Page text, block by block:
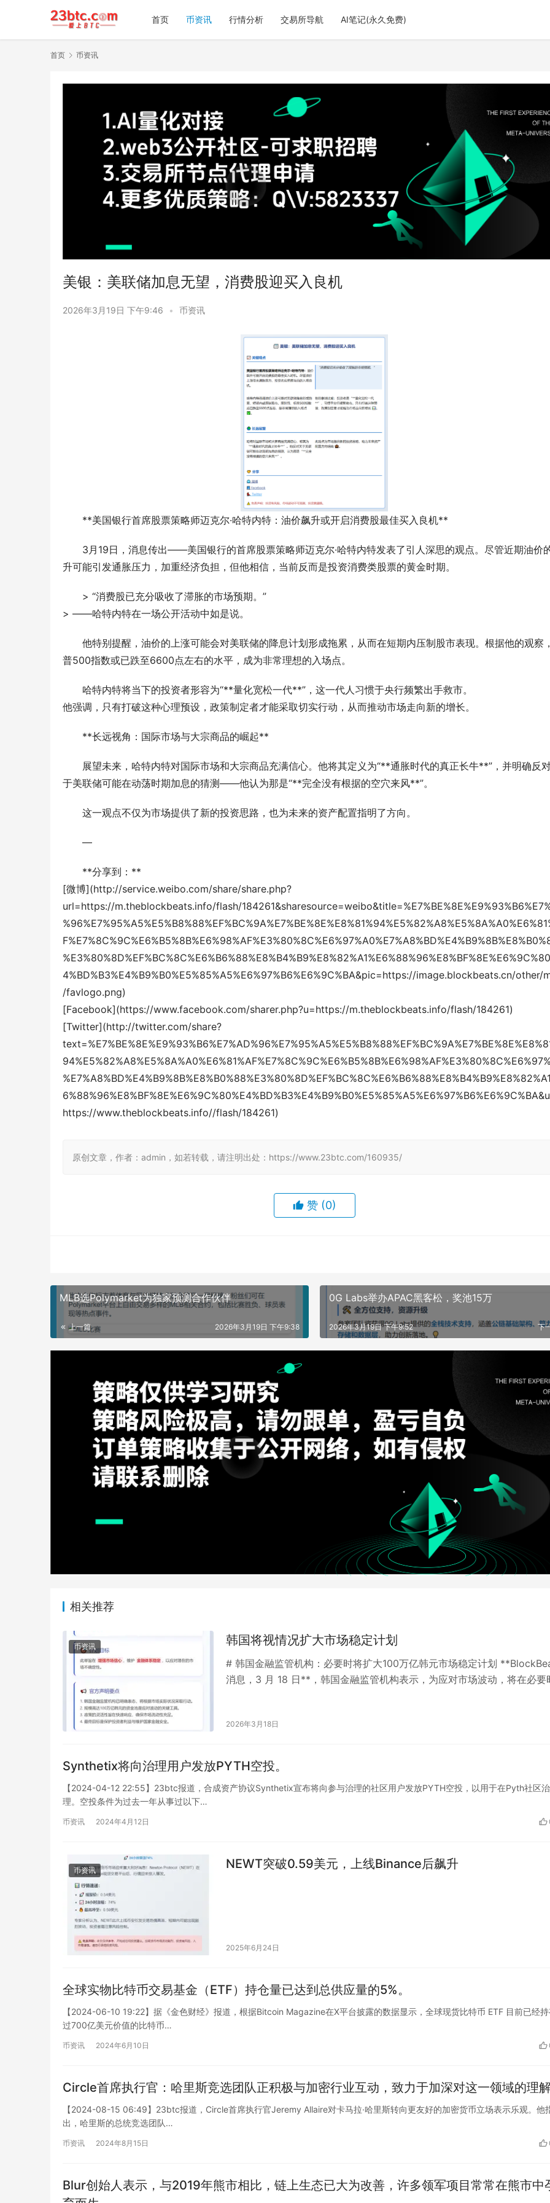
首页 币资讯 行情分析 交易所导航 AI笔记(永久免费)
首页 币资讯
美银：美联储加息无望，消费股迎买入良机
2026年3月19日 下午9:46 • 币资讯
**美国银行首席股票策略师迈克尔·哈特内特：油价飙升或开启消费股最佳买入良机**
3月19日，消息传出——美国银行的首席股票策略师迈克尔·哈特内特发表了引人深思的观点。尽管近期油价
升可能引发通胀压力，加重经济负担，但他相信，当前反而是投资消费类股票的黄金时期。
> “消费股已充分吸收了滞胀的市场预期。”
> ——哈特内特在一场公开活动中如是说。
他特别提醒，油价的上涨可能会对美联储的降息计划形成拖累，从而在短期内压制股市表现。根据他的观察
普500指数或已跌至6600点左右的水平，成为非常理想的入场点。
哈特内特将当下的投资者形容为“**量化宽松一代**”，这一代人习惯于央行频繁出手救市。
他强调，只有打破这种心理预设，政策制定者才能采取切实行动，从而推动市场走向新的增长。
**长远视角：国际市场与大宗商品的崛起**
展望未来，哈特内特对国际市场和大宗商品充满信心。他将其定义为“**通胀时代的真正长牛**”，并明确反
于美联储可能在动荡时期加息的猜测——他认为那是“**完全没有根据的空穴来风**”。
这一观点不仅为市场提供了新的投资思路，也为未来的资产配置指明了方向。
—
**分享到：**
[微博](http://service.weibo.com/share/share.php?
url=https://m.theblockbeats.info/flash/
4%BD%B3%E4%B9%B0%E5%85%A5%E6%97%B6%E6%9C%BA&pic=https://image.blockbeats.cn/other/
/favlogo.png)
[Facebook](https://www.facebook.com/sharer.php?u=https://m.theblockbeats.info/flash/184261)
[Twitter](http://twitter.com/share?
https://www.theblockbeats.info//flash/184261)
原创文章，作者：admin，如若转载，请注明出处：https://www.23btc.com/160935/
赞 (0)
MLB选Polymarket为独家预测合作伙伴
上一篇 2026年3月19日 下午9:38
0G Labs举办APAC黑客松，奖池15万
下
2026年3月19日 下午9:52
相关推荐
币资讯 韩国将视情况扩大市场稳定计划
# 韩国金融监管机构：必要时将扩大100万亿韩元市场稳定计划
消息，3 月 18 日**，韩国金融监管机构表示，为应对市场波动，将在必要
2026年3月18日
Synthetix将向治理用户发放PYTH空投。
【2024-04-12 22:55】23btc报道，合成资产协议Synthetix宣布将向参与治理的社区用户发放PYTH空投，以用于在Pyth社区治
理。空投条件为过去一年从事过以下…
币资讯 2024年4月12日
币资讯 NEWT突破0.59美元，上线Binance后飙升
2025年6月24日
全球实物比特币交易基金（ETF）持仓量已达到总供应量的5%。
【2024-06-10 19:22】据《金色财经》报道，根据Bitcoin Magazine在X平台披露的数据显示，全球现货比特币 ETF 目前已经
过700亿美元价值的比特币…
币资讯 2024年6月10日
Circle首席执行官：哈里斯竞选团队正积极与加密行业互动，致力于加深对这一领域的理
【2024-08-15 06:49】23btc报道，Circle首席执行官Jeremy Allaire对卡马拉·哈里斯转向更友好的加密货币立场表示乐观。他
出，哈里斯的总统竞选团队…
币资讯 2024年8月15日
Blur创始人表示，与2019年熊市相比，链上生态已大为改善，许多领军项目常常在熊市中